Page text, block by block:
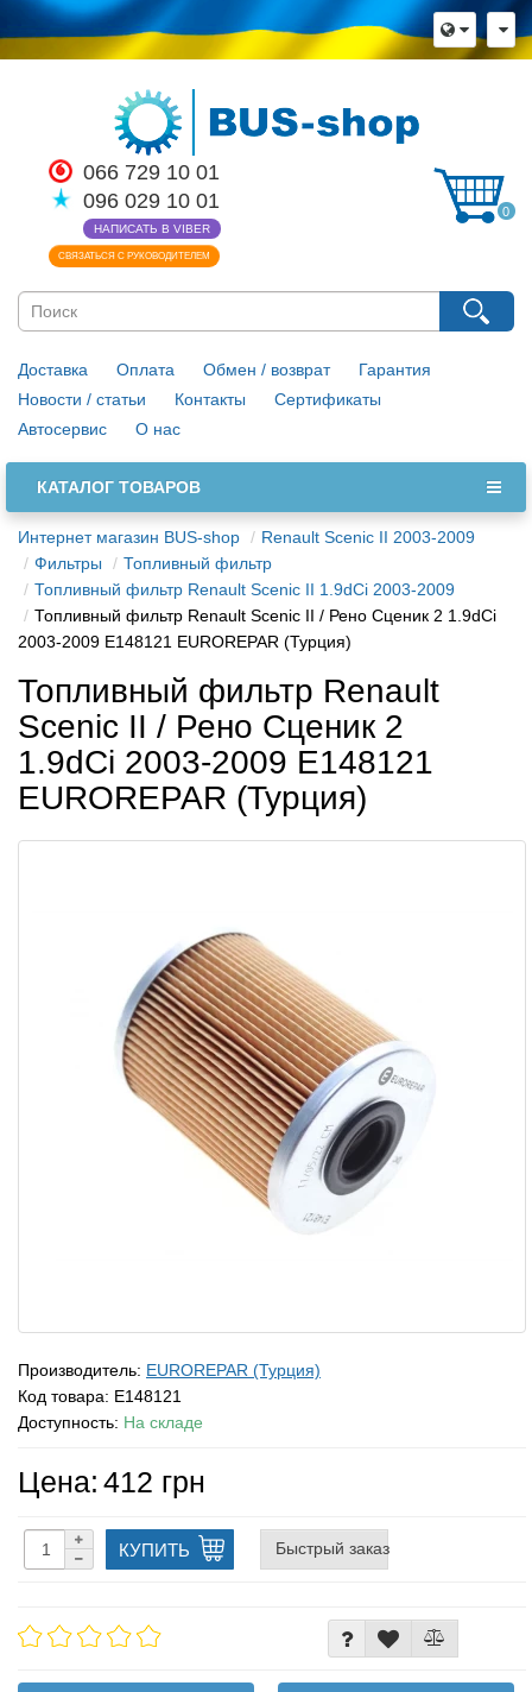
066 729 10 01
096 029 10 01
НАПИСАТЬ В VIBER
СВЯЗАТЬСЯ С РУКОВОДИТЕЛЕМ
0
Доставка Оплата Обмен / возврат
Гарантия
Новости / статьи
Контакты
Сертификаты
Автосервис
О нас
КАТАЛОГ ТОВАРОВ
Интернет магазин BUS-shop
Renault Scenic II 2003-2009
Фильтры
Топливный фильтр
Топливный фильтр Renault Scenic II 1.9dCi 2003-2009
Топливный фильтр Renault Scenic II / Рено Сценик 2 1.9dCi
2003-2009 E148121 EUROREPAR (Турция)
Топливный фильтр Renault
Scenic II / Рено Сценик 2
1.9dCi 2003-2009 E148121
EUROREPAR (Турция)
Производитель: EUROREPAR (Турция)
Код товара: E148121
Доступность: На складе
Цена: 412 грн
КУПИТЬ Быстрый заказ